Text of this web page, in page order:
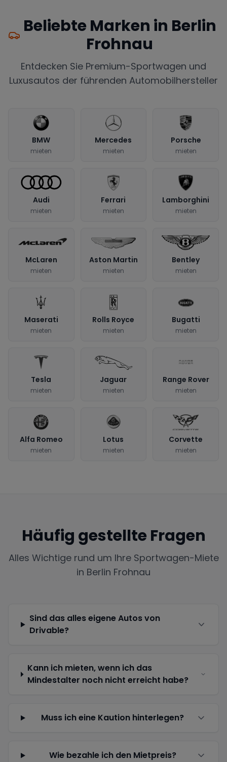
Beliebte Marken in Berlin
Frohnau
Entdecken Sie Premium-Sportwagen und
Luxusautos der führenden Automobilhersteller
BMW
mieten
Mercedes
mieten
Porsche
mieten
Audi
mieten
Ferrari
mieten
Lamborghini
mieten
McLaren
mieten
Aston Martin
mieten
Bentley
mieten
Maserati
mieten
Rolls Royce
mieten
Bugatti
mieten
Tesla
mieten
Jaguar
mieten
Range Rover
mieten
Alfa Romeo
mieten
Lotus
mieten
Corvette
mieten
Häufig gestellte Fragen
Alles Wichtige rund um Ihre Sportwagen-Miete
in Berlin Frohnau
Sind das alles eigene Autos von
Drivable?
Kann ich mieten, wenn ich das
Mindestalter noch nicht erreicht habe?
Muss ich eine Kaution hinterlegen?
Wie bezahle ich den Mietpreis?